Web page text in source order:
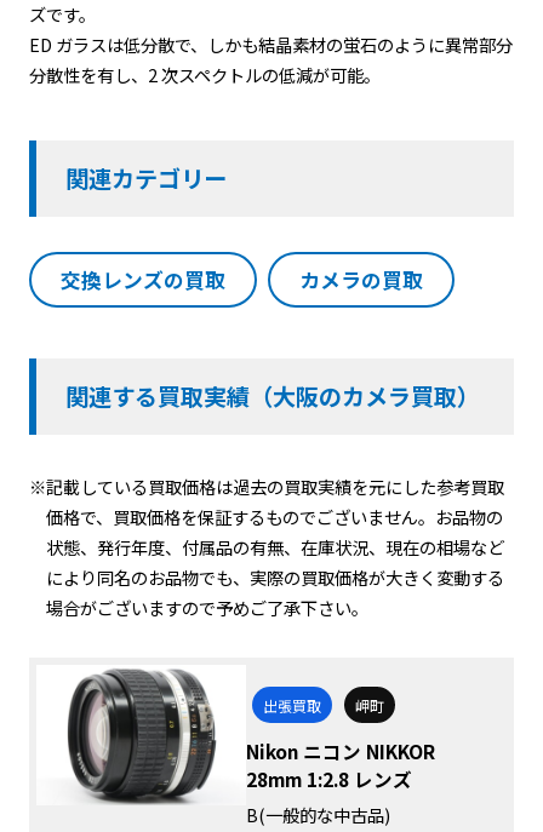
ズです。
ED ガラスは低分散で、しかも結晶素材の蛍石のように異常部分
分散性を有し、2 次スペクトルの低減が可能。
関連カテゴリー
交換レンズの買取 カメラの買取
関連する買取実績（大阪のカメラ買取）
※記載している買取価格は過去の買取実績を元にした参考買取
価格で、買取価格を保証するものでございません。お品物の
状態、発行年度、付属品の有無、在庫状況、現在の相場など
により同名のお品物でも、実際の買取価格が大きく変動する
場合がございますので予めご了承下さい。
出張買取 岬町
Nikon ニコン NIKKOR
28mm 1:2.8 レンズ
B(一般的な中古品)